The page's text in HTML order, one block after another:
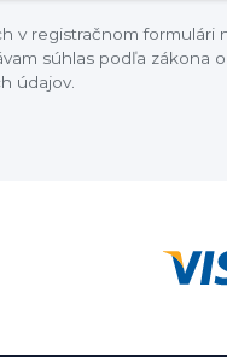
v registračnom formulári
súhlas podľa zákona
údajov.